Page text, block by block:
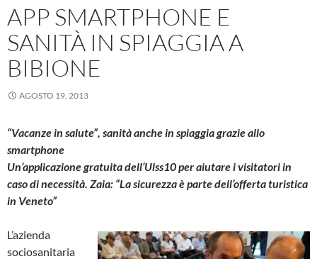
APP SMARTPHONE E
SANITÀ IN SPIAGGIA A
BIBIONE
AGOSTO 19, 2013
“Vacanze in salute”, sanità anche in spiaggia grazie allo
smartphone
Un’applicazione gratuita dell’Ulss10 per aiutare i visitatori in
caso di necessità. Zaia: “La sicurezza è parte dell’offerta turistica
in Veneto”
L’azienda
sociosanitaria